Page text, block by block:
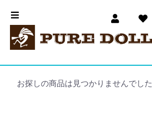
お探しの商品は見つかりませんでした